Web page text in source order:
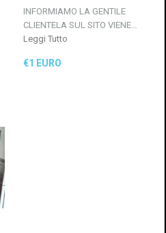
INFORMIAMO LA GENTILE
CLIENTELA SUL SITO VIENE…
Leggi Tutto
€1 EURO